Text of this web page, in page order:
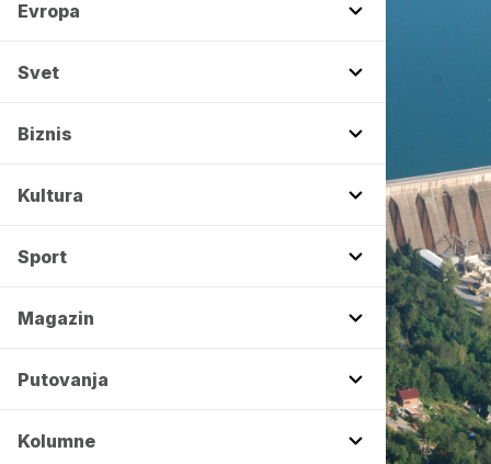
Evropa
Svet
Biznis
Kultura
Sport
Magazin
Putovanja
Kolumne